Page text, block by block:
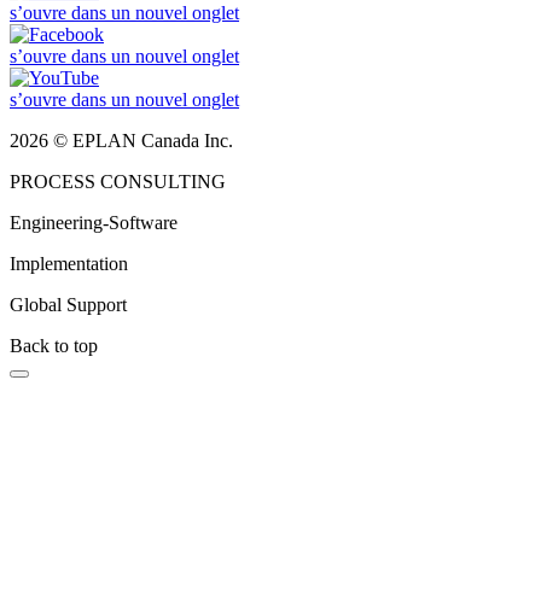
s’ouvre dans un nouvel onglet
s’ouvre dans un nouvel onglet
s’ouvre dans un nouvel onglet
2026 © EPLAN Canada Inc.
PROCESS CONSULTING
Engineering-Software
Implementation
Global Support
Back to top